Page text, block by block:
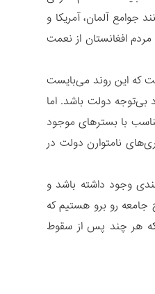
جوامع آلمان، آمریکا و
یا آمریکا و یا سوئیس نیست. طبق آمار وزارت معارف (آموزش و پرورش) نزدیک به 60 درصد مردم افغانستان از نعمت
که این روند می‌بایست
بی‌توجه دولت باشد. اما
با بسترهای موجود
نامتوارن دولت در
وجود داشته باشد و
جامعه رو برو هستیم که
هر چند پس از سقوط